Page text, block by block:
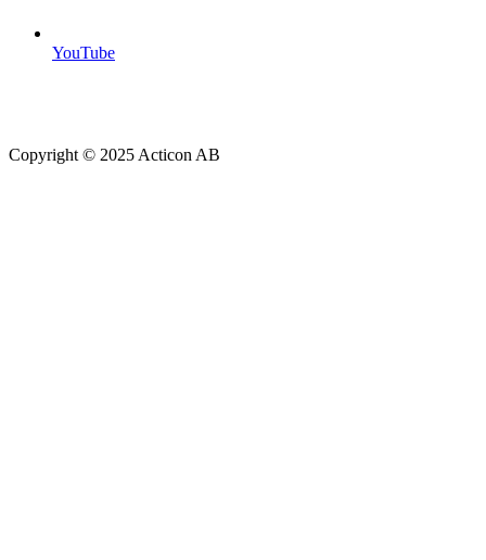
YouTube
Copyright © 2025 Acticon AB